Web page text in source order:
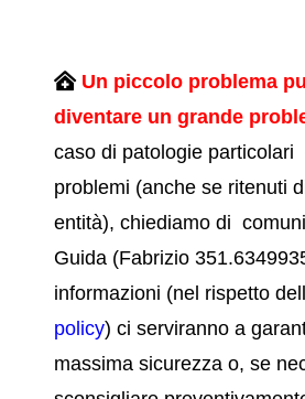
Un piccolo problema
diventare un grande
caso di patologie particolari
problemi (anche se ritenuti
entità), chiediamo di
Guida (Fabrizio
informazioni (nel rispetto
policy)ci serviranno a
massima sicurezza o, se